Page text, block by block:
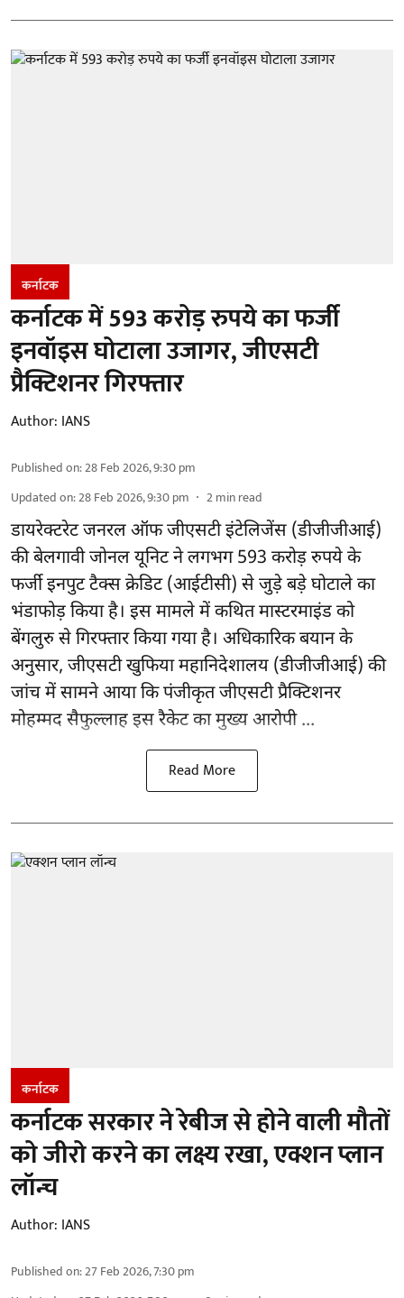
कर्नाटक
कर्नाटक में 593 करोड़ रुपये का फर्जी
इनवॉइस घोटाला उजागर, जीएसटी
प्रैक्टिशनर गिरफ्तार
Author: IANS
Published on:28 Feb 2026, 9:30 pm
Updated on:28 Feb 2026, 9:30 pm 2min read
डायरेक्टरेट जनरल ऑफ जीएसटी इंटेलिजेंस (डीजीजीआई)
की बेलगावी जोनल यूनिट ने लगभग 593 करोड़ रुपये के
फर्जी इनपुट टैक्स क्रेडिट (आईटीसी) से जुड़े बड़े घोटाले का
भंडाफोड़ किया है। इस मामले में कथित मास्टरमाइंड को
बेंगलुरु से गिरफ्तार किया गया है। अधिकारिक बयान के
अनुसार, जीएसटी खुफिया महानिदेशालय (डीजीजीआई) की
जांच में सामने आया कि पंजीकृत जीएसटी प्रैक्टिशनर
मोहम्मद सैफुल्लाह इस रैकेट का मुख्य आरोपी ...
Read More
कर्नाटक
कर्नाटक सरकार ने रेबीज से होने वाली मौतों
को जीरो करने का लक्ष्य रखा, एक्शन प्लान
लॉन्च
Author: IANS
Published on:27 Feb 2026, 7:30 pm